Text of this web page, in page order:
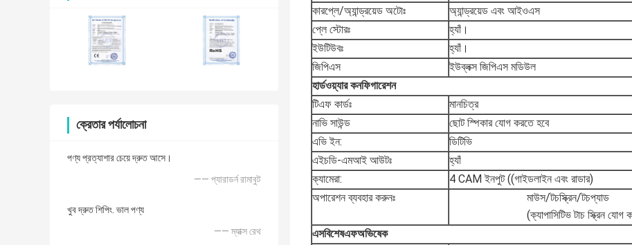
ক্রেতার পর্যালোচনা
পণ্য প্রত্যাশার চেয়ে দ্রুত আসে।
—— প্যারাডর্ন রামাবুট
খুব দ্রুত শিপিং. ভাল পণ্য
—— ম্যাক্স রেথ
কারপ্লে/অ্যান্ড্রয়েড অটোঃ
অ্যান্ড্রয়েড এবং আইওএস
প্লে স্টোরঃ
হ্যাঁ।
ইউটিউবঃ
হ্যাঁ।
জিপিএস
ইউব্লক্স জিপিএস মডিউল
হার্ডওয়্যার কনফিগারেশন
টিএফ কার্ডঃ
মানচিত্র
নাভি সাউন্ড
ছোট স্পিকার যোগ করতে হবে
এভি ইন:
ডিটিভি
এইচডি-এমআই আউটঃ
হ্যাঁ
ক্যামেরা:
4 CAM ইনপুট ((গাইডলাইন এবং রাডার)
অপারেশন ব্যবহার করুনঃ
মাউস/টচস্ক্রিন/টচপ্যাড
(ক্যাপাসিটিভ টাচ স্ক্রিন যোগ
এসবিশেষএফঅভিষেক